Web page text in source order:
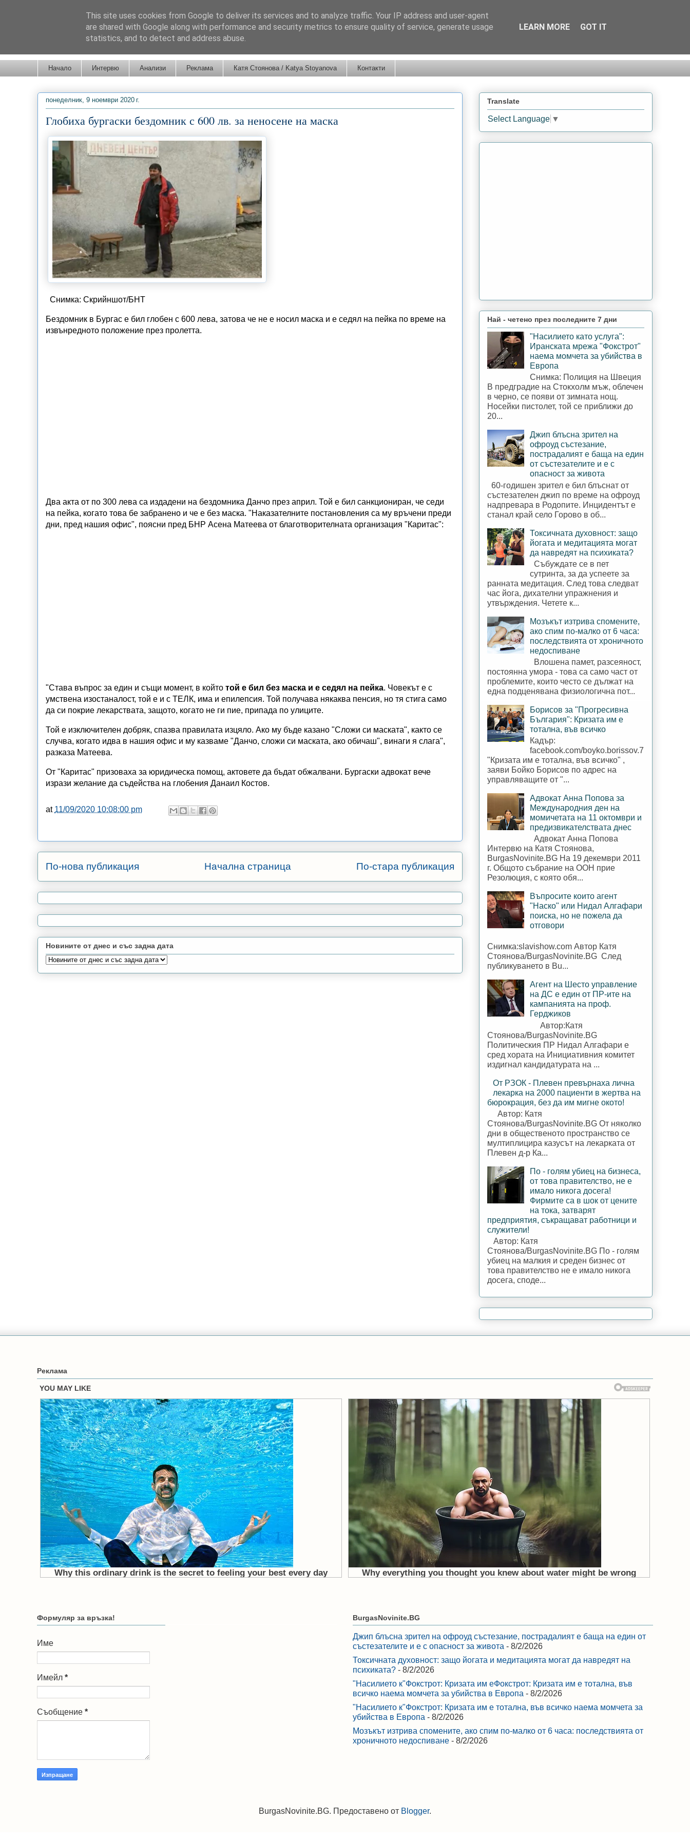
Начало Интервю Анализи Реклама Катя Стоянова / Katya Stoyanova Контакти
понеделник, 9 ноември 2020 г.
Глобиха бургаски бездомник с 600 лв. за неносене на маска
Снимка: Скрийншот/БНТ
Бездомник в Бургас е бил глобен с 600 лева, затова че не е носил маска и е седял на пейка по време на
извънредното положение през пролетта.
Два акта от по 300 лева са издадени на бездомника Данчо през април. Той е бил санкциониран, че седи
на пейка, когато това бе забранено и че е без маска. "Наказателните постановления са му връчени преди
дни, пред нашия офис", поясни пред БНР Асена Матеева от благотворителната организация "Каритас":
"Става въпрос за един и същи момент, в който той е бил без маска и е седял на пейка. Човекът е с
умствена изостаналост, той е и с ТЕЛК, има и епилепсия. Той получава някаква пенсия, но тя стига само
да си покрие лекарствата, защото, когато не ги пие, припада по улиците.
Той е изключителен добряк, спазва правилата изцяло. Ако му бъде казано "Сложи си маската", както се
случва, когато идва в нашия офис и му казваме "Данчо, сложи си маската, ако обичаш", винаги я слага",
разказа Матеева.
От "Каритас" призоваха за юридическа помощ, актовете да бъдат обжалвани. Бургаски адвокат вече
изрази желание да съдейства на глобения Данаил Костов.
at 11/09/2020 10:08:00 pm
По-нова публикация По-стара публикация
Начална страница
Новините от днес и със задна дата
Translate
Select Language ▼
Най - четено през последните 7 дни
"Насилието като услуга":
Иранската мрежа "Фокстрот"
наема момчета за убийства в
Европа
Снимка: Полиция на Швеция
В предградие на Стокхолм мъж, облечен
в черно, се появи от зимната нощ.
Носейки пистолет, той се приближи до
20...
Джип блъсна зрител на
офроуд състезание,
пострадалият е баща на един
от състезателите и е с
опасност за живота
60-годишен зрител е бил блъснат от
състезателен джип по време на офроуд
надпревара в Родопите. Инцидентът е
станал край село Горово в об...
Токсичната духовност: защо
йогата и медитацията могат
да навредят на психиката?
Събуждате се в пет
сутринта, за да успеете за
ранната медитация. След това следват
час йога, дихателни упражнения и
утвърждения. Четете к...
Мозъкът изтрива спомените,
ако спим по-малко от 6 часа:
последствията от хроничното
недоспиване
Влошена памет, разсеяност,
постоянна умора - това са само част от
проблемите, които често се дължат на
една подценявана физиологична пот...
Борисов за "Прогресивна
България": Кризата им е
тотална, във всичко
Кадър:
facebook.com/boyko.borissov.7
"Кризата им е тотална, във всичко" ,
заяви Бойко Борисов по адрес на
управляващите от "...
Адвокат Анна Попова за
Международния ден на
момичетата на 11 октомври и
предизвикателствата днес
Адвокат Анна Попова
Интервю на Катя Стоянова,
BurgasNovinite.BG На 19 декември 2011
г. Общото събрание на ООН прие
Резолюция, с която обя...
Въпросите които агент
"Наско" или Нидал Алгафари
поиска, но не пожела да
отговори
Снимка:slavishow.com Автор Катя
Стоянова/BurgasNovinite.BG След
публикуването в Bu...
Агент на Шесто управление
на ДС е един от ПР-ите на
кампанията на проф.
Герджиков
Автор:Катя
Стоянова/BurgasNovinite.BG
Политическия ПР Нидал Алгафари е
сред хората на Инициативния комитет
издигнал кандидатурата на ...
От РЗОК - Плевен превърнаха лична
лекарка на 2000 пациенти в жертва на
бюрокрация, без да им мигне окото!
Автор: Катя
Стоянова/BurgasNovinite.BG От няколко
дни в общественото пространство се
мултиплицира казусът на лекарката от
Плевен д-р Ка...
По - голям убиец на бизнеса,
от това правителство, не е
имало никога досега!
Фирмите са в шок от цените
на тока, затварят
предприятия, съкращават работници и
служители!
Автор: Катя
Стоянова/BurgasNovinite.BG По - голям
убиец на малкия и среден бизнес от
това правителство не е имало никога
досега, споде...
Реклама
Формуляр за връзка!
Име
Имейл *
Съобщение *
BurgasNovinite.BG
Джип блъсна зрител на офроуд състезание, пострадалият е баща на един от
състезателите и е с опасност за живота - 8/2/2026
Токсичната духовност: защо йогата и медитацията могат да навредят на
психиката? - 8/2/2026
"Насилието к"Фокстрот: Кризата им еФокстрот: Кризата им е тотална, във
всичко наема момчета за убийства в Европа - 8/2/2026
"Насилието к"Фокстрот: Кризата им е тотална, във всичко наема момчета за
убийства в Европа - 8/2/2026
Мозъкът изтрива спомените, ако спим по-малко от 6 часа: последствията от
хроничното недоспиване - 8/2/2026
BurgasNovinite.BG. Предоставено от Blogger.
This site uses cookies from Google to deliver its services and to analyze traffic. Your IP address and user-agent
are shared with Google along with performance and security metrics to ensure quality of service, generate usage
statistics, and to detect and address abuse.
LEARN MORE GOT IT